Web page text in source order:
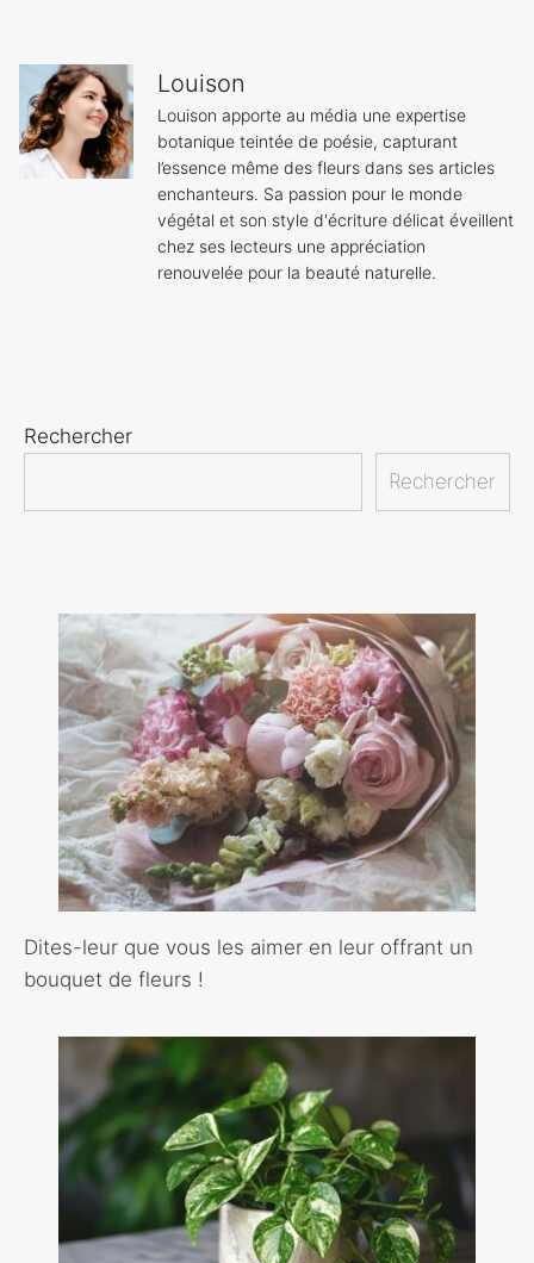
Louison
Louison apporte au média une expertise
botanique teintée de poésie, capturant
l’essence même des fleurs dans ses articles
enchanteurs. Sa passion pour le monde
végétal et son style d'écriture délicat éveillent
chez ses lecteurs une appréciation
renouvelée pour la beauté naturelle.
Rechercher
Rechercher
Dites-leur que vous les aimer en leur offrant un
bouquet de fleurs !